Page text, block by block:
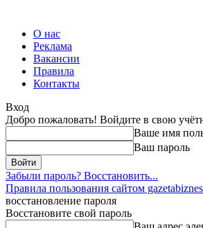
О нас
Реклама
Вакансии
Правила
Контакты
Вход
Добро пожаловать! Войдите в свою
Ваше имя
Ваш пароль
Забыли пароль? Восстановить...
Правила пользования сайтом
восстановление пароля
Восстановите свой пароль